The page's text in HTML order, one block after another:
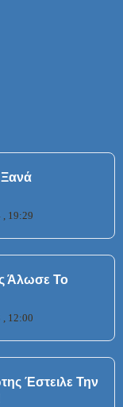
, 19:29
Άλωσε Το
, 12:00
Έστειλε Την